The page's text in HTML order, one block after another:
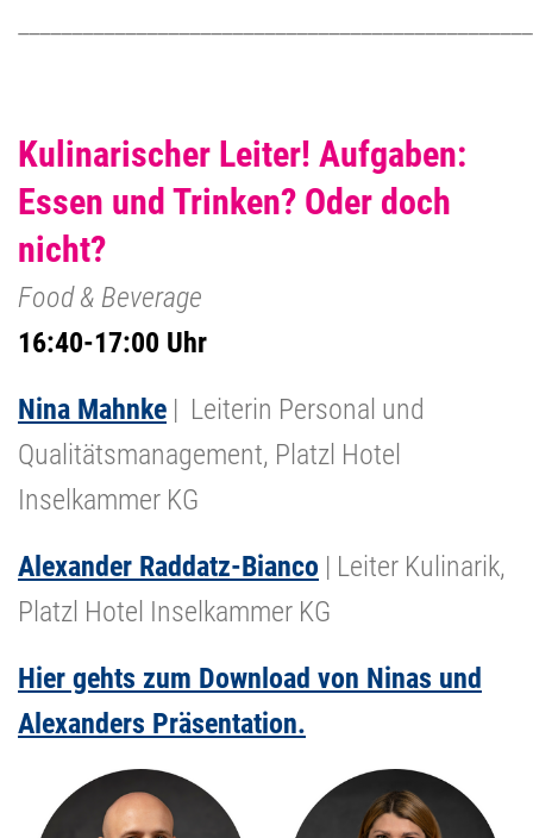
Kulinarischer Leiter! Aufgaben:
Essen und Trinken? Oder doch
nicht?
Food & Beverage
16:40-17:00 Uhr
Nina Mahnke | Leiterin Personal und
Qualitätsmanagement, Platzl Hotel
Inselkammer KG
Alexander Raddatz-Bianco | Leiter Kulinarik,
Platzl Hotel Inselkammer KG
Hier gehts zum Download von Ninas und
Alexanders Präsentation.